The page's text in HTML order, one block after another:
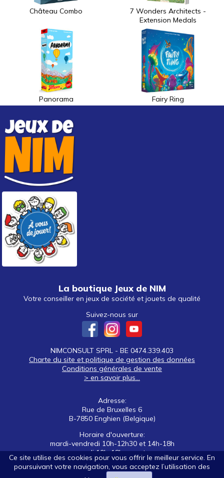
Château Combo
7 Wonders Architects -
Extension Medals
Panorama Fairy Ring
La boutique Jeux de NIM
Votre conseiller en jeux de société et jouets de qualité
Suivez-nous sur
NIMCONSULT SPRL - BE 0474.339.403
Charte du site et politique de gestion des données
Conditions générales de vente
> en savoir plus...
Adresse:
Rue de Bruxelles 6
B-7850 Enghien (Belgique)
Horaire d'ouverture:
mardi-vendredi 10h-12h30 et 14h-18h
samedi 10h-18h non stop
Tél: +32 (0)2 395 92 88
Ce site utilise des cookies pour vous offrir le meilleur service. En
poursuivant votre navigation, vous acceptez l’utilisation des